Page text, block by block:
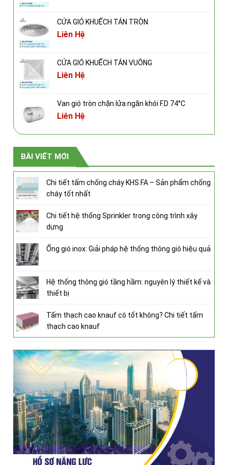
CỬA GIÓ KHUẾCH TÁN TRÒN
Liên Hệ
CỬA GIÓ KHUẾCH TÁN VUÔNG
Liên Hệ
Van gió tròn chặn lửa ngăn khói F.D 74°C
Liên Hệ
BÀI VIẾT MỚI
Chi tiết tấm chống cháy KHS.FA – Sản phẩm chống
cháy tốt nhất
Chi tiết hệ thống Sprinkler trong công trình xây
dựng
Ống gió inox: Giải pháp hệ thống thông gió hiệu quả
Hệ thống thông gió tầng hầm: nguyên lý thiết kế và
thiết bị
Tấm thạch cao knauf có tốt không? Chi tiết tấm
thạch cao knauf